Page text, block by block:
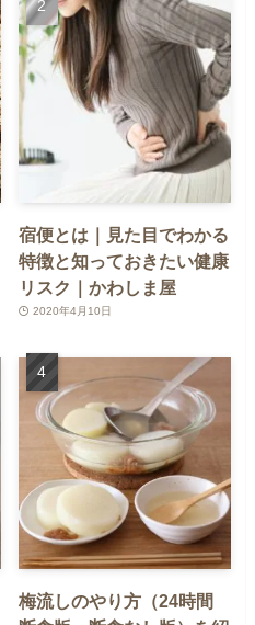
宿便とは｜見た目でわかる
特徴と知っておきたい健康
リスク｜かわしま屋
2020年4月10日
梅流しのやり方（24時間